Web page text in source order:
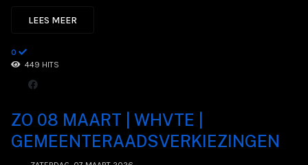
LEES MEER
0
449 HITS
ZO 08 MAART | WHVTE |
GEMEENTERAADSVERKIEZINGEN